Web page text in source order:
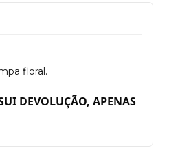
floral.
DEVOLUÇÃO, APENAS